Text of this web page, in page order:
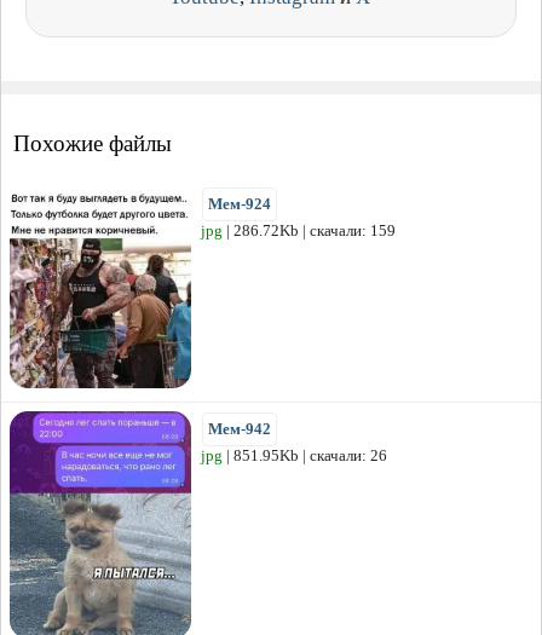
Похожие файлы
Мем-924
jpg | 286.72Kb | скачали: 159
Мем-942
jpg | 851.95Kb | скачали: 26